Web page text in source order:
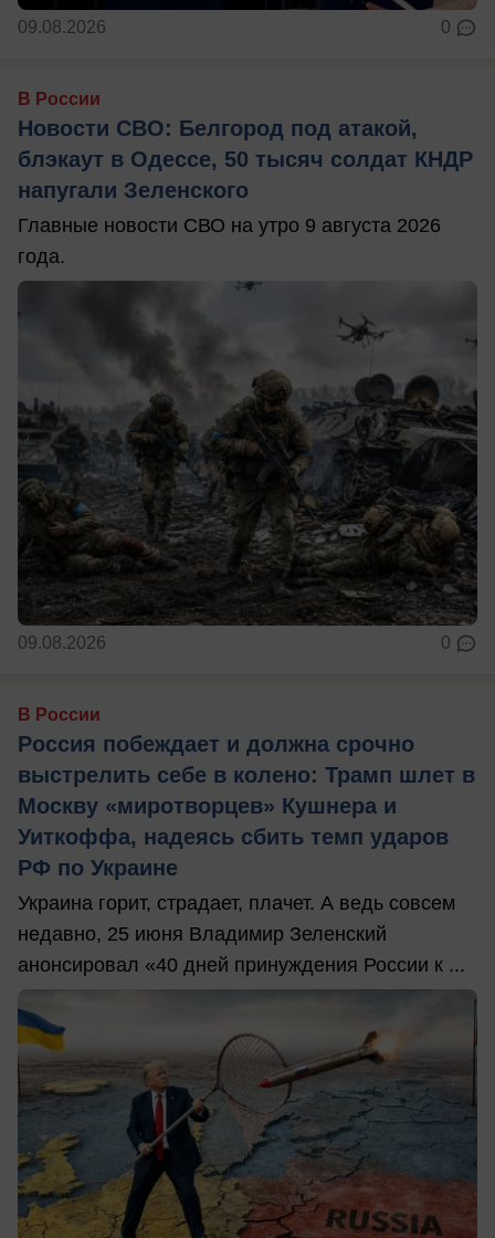
09.08.2026 0
В России
Новости СВО: Белгород под атакой,
блэкаут в Одессе, 50 тысяч солдат КНДР
напугали Зеленского
Главные новости СВО на утро 9 августа 2026
года.
09.08.2026 0
В России
Россия побеждает и должна срочно
выстрелить себе в колено: Трамп шлет в
Москву «миротворцев» Кушнера и
Уиткоффа, надеясь сбить темп ударов
РФ по Украине
Украина горит, страдает, плачет. А ведь совсем
недавно, 25 июня Владимир Зеленский
анонсировал «40 дней принуждения России к ...